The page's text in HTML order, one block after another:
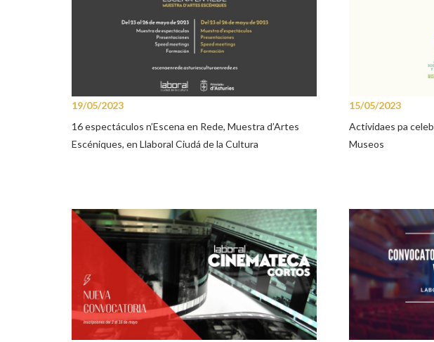
19/05/2023
16 espectáculos n’Escena en Rede, Muestra d’Artes
Escéniques, en Llaboral Ciudá de la Cultura
15/05/2023
Actividaes pa
Museos